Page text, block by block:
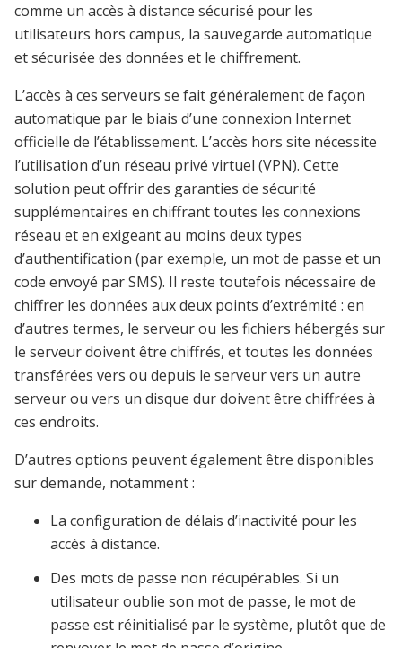
comme un accès à distance sécurisé pour les
utilisateurs hors campus, la sauvegarde automatique
et sécurisée des données et le chiffrement.
L’accès à ces serveurs se fait généralement de façon
automatique par le biais d’une connexion Internet
officielle de l’établissement. L’accès hors site nécessite
l’utilisation d’un réseau privé virtuel (VPN). Cette
solution peut offrir des garanties de sécurité
supplémentaires en chiffrant toutes les connexions
réseau et en exigeant au moins deux types
d’authentification (par exemple, un mot de passe et un
code envoyé par SMS). Il reste toutefois nécessaire de
chiffrer les données aux deux points d’extrémité : en
d’autres termes, le serveur ou les fichiers hébergés sur
le serveur doivent être chiffrés, et toutes les données
transférées vers ou depuis le serveur vers un autre
serveur ou vers un disque dur doivent être chiffrées à
ces endroits.
D’autres options peuvent également être disponibles
sur demande, notamment :
La configuration de délais d’inactivité pour les
accès à distance.
Des mots de passe non récupérables. Si un
utilisateur oublie son mot de passe, le mot de
passe est réinitialisé par le système, plutôt que de